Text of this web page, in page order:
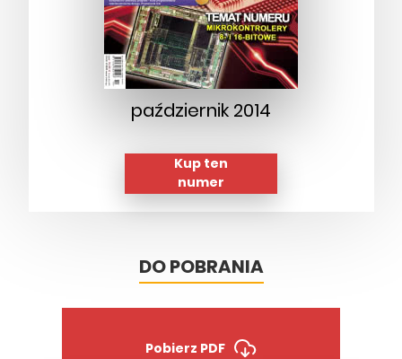
październik 2014
Kup ten
numer
DO POBRANIA
Pobierz PDF